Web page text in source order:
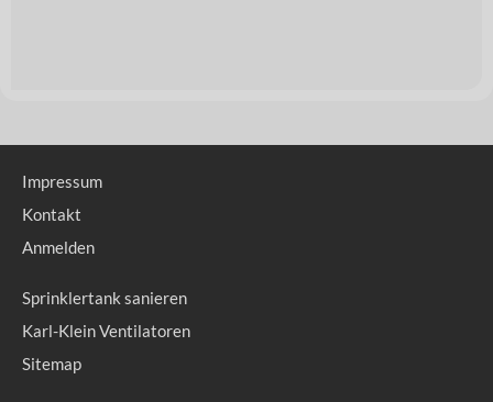
Impressum
Kontakt
Anmelden
Sprinklertank sanieren
Karl-Klein Ventilatoren
Sitemap